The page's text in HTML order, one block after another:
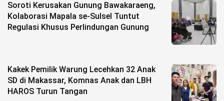
Soroti Kerusakan Gunung Bawakaraeng,
Kolaborasi Mapala se-Sulsel Tuntut
Regulasi Khusus Perlindungan Gunung
Kakek Pemilik Warung Lecehkan 32 Anak
SD di Makassar, Komnas Anak dan LBH
HAROS Turun Tangan